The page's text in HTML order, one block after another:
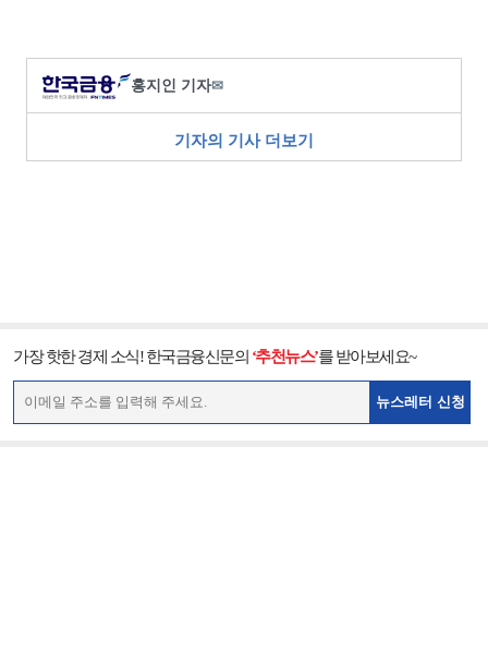
홍지인 기자✉
기자의 기사 더보기
가장 핫한 경제 소식! 한국금융신문의 ‘추천뉴스’를 받아보세요~
뉴스레터 신청